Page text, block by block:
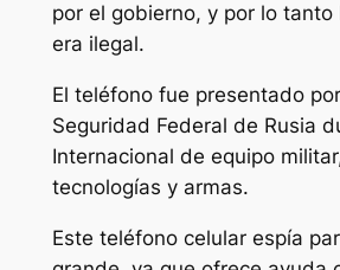
por el gobierno, y por lo tanto
era ilegal.
El teléfono fue presentado
Seguridad Federal de Rusia
Internacional de equipo
tecnologías y armas.
Este teléfono celular espía